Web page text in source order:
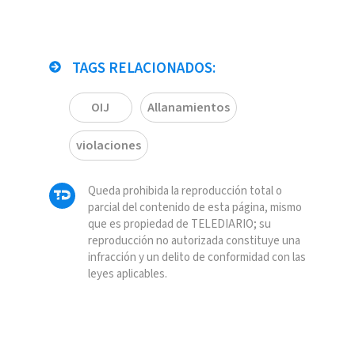
TAGS RELACIONADOS:
OIJ Allanamientos
violaciones
Queda prohibida la reproducción total o
parcial del contenido de esta página, mismo
que es propiedad de TELEDIARIO; su
reproducción no autorizada constituye una
infracción y un delito de conformidad con las
leyes aplicables.